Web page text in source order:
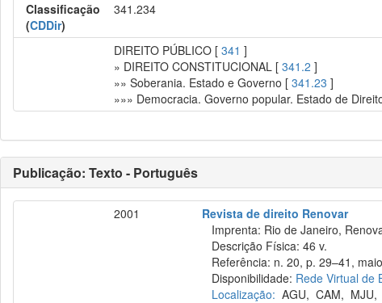
Classificação
(CDDir)
341.234
DIREITO PÚBLICO [341 ]
» DIREITO CONSTITUCIONAL [341.2 ]
»» Soberania. Estado e Governo [341.23 ]
»»» Democracia. Governo popular. Estado de
Publicação: Texto - Português
2001
Revista de direito Renovar
Imprenta: Rio de Janeiro,
Descrição Física: 46 v.
Referência: n. 20, p. 29–41,
Disponibilidade: Rede Virtual de
Localização: AGU,CAM, MJU